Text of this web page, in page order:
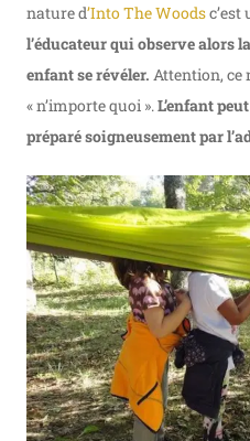
nature d’Into The Woods
l’éducateur qui observe alors
enfant se révéler. Attention, ce
« n’importe quoi ».L’enfant
préparé soigneusement par